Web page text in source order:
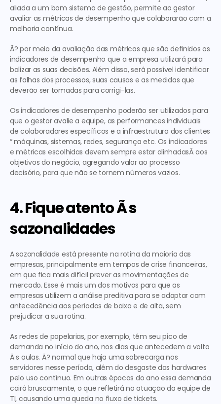
aliada a um bom sistema de gestão, permite ao gestor
avaliar as métricas de desempenho que colaborarão com a
melhoria contínua.
Ã? por meio da avaliação das métricas que são definidos os
indicadores de desempenho que a empresa utilizará para
balizar as suas decisões. Além disso, será possível identificar
as falhas dos processos, suas causas e as medidas que
deverão ser tomadas para corrigi-las.
Os indicadores de desempenho poderão ser utilizados para
que o gestor avalie a equipe, as performances individuais
de colaboradores específicos e a infraestrutura dos clientes
“ máquinas, sistemas, redes, segurança etc. Os indicadores
e métricas escolhidas devem sempre estar alinhadasÂ aos
objetivos do negócio, agregando valor ao processo
decisório, para que não se tornem números vazios.
4. Fique atento Ã s
sazonalidades
A sazonalidade está presente na rotina da maioria das
empresas, principalmente em tempos de crise financeiras,
em que fica mais difícil prever as movimentações de
mercado. Esse é mais um dos motivos para que as
empresas utilizem a análise preditiva para se adaptar com
antecedência aos períodos de baixa e de alta, sem
prejudicar a sua rotina.
As redes de papelarias, por exemplo, têm seu pico de
demanda no início do ano, nos dias que antecedem a volta
Ã s aulas. Ã? normal que haja uma sobrecarga nos
servidores nesse período, além do desgaste dos hardwares
pelo uso contínuo. Em outras épocas do ano essa demanda
cairá bruscamente, o que refletirá na atuação da equipe de
TI, causando uma queda no fluxo de tickets.